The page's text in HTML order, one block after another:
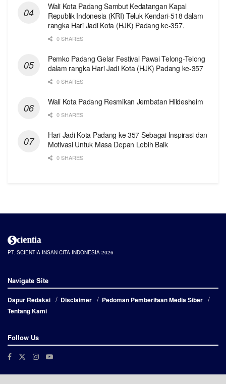
Wali Kota Padang Sambut Kedatangan Kapal
Republik Indonesia (KRI) Teluk Kendari-518 dalam
rangka Hari Jadi Kota (HJK) Padang ke-357.
0 SHARES
Pemko Padang Gelar Festival Pawai Telong-Telong
dalam rangka Hari Jadi Kota (HJK) Padang ke-357
0 SHARES
Wali Kota Padang Resmikan Jembatan Hildesheim
0 SHARES
Hari Jadi Kota Padang ke 357 Sebagai Inspirasi dan
Motivasi Untuk Masa Depan Lebih Baik
0 SHARES
PT. SCIENTIA INSAN CITA INDONESIA 2026
Navigate Site
Dapur Redaksi Disclaimer
Pedoman Pemberitaan Media Siber
Tentang Kami
Follow Us